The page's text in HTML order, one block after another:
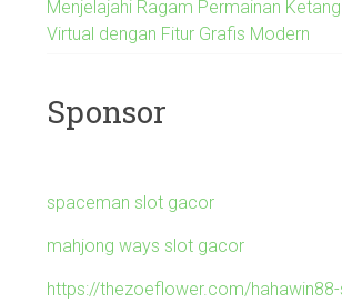
Menjelajahi Ragam Permainan
Virtual dengan Fitur Grafis Modern
Sponsor
spaceman slot gacor
mahjong ways slot gacor
https://thezoeflower.com/